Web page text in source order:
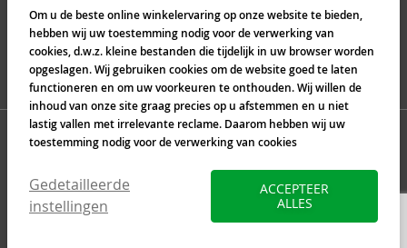
Om u de beste online winkelervaring op onze website te bieden,
hebben wij uw toestemming nodig voor de verwerking van
cookies, d.w.z. kleine bestanden die tijdelijk in uw browser worden
opgeslagen. Wij gebruiken cookies om de website goed te laten
functioneren en om uw voorkeuren te onthouden. Wij willen de
inhoud van onze site graag precies op u afstemmen en u niet
lastig vallen met irrelevante reclame. Daarom hebben wij uw
toestemming nodig voor de verwerking van cookies
Gedetailleerde
instellingen
ACCEPTEER
ALLES